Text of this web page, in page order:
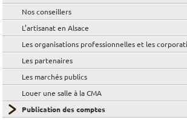
Nos conseillers
L’artisanat en Alsace
Les organisations professionnelles et les
Les partenaires
Les marchés publics
Louer une salle à la CMA
Publication des comptes